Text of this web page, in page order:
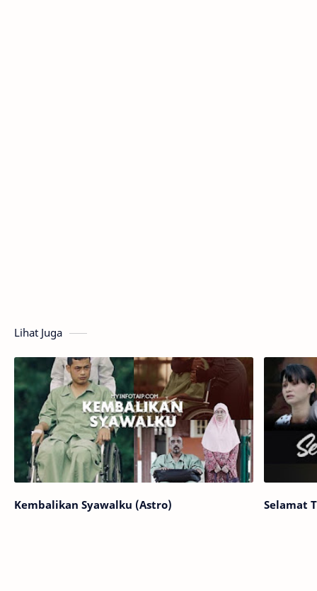
Lihat Juga
Kembalikan Syawalku (Astro) Selamat